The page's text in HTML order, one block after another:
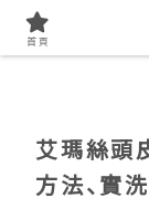
艾瑪絲頭
方法、實
首頁